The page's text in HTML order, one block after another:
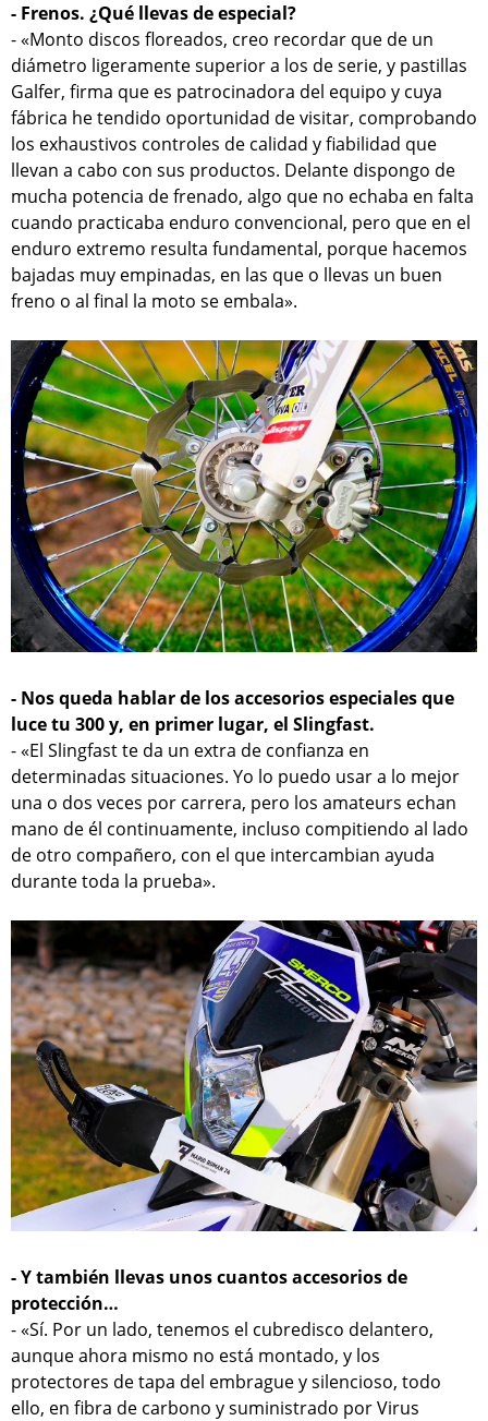
- Frenos. ¿Qué llevas de especial?
- «Monto discos floreados, creo recordar que de un
diámetro ligeramente superior a los de serie, y pastillas
Galfer, firma que es patrocinadora del equipo y cuya
fábrica he tendido oportunidad de visitar, comprobando
los exhaustivos controles de calidad y fiabilidad que
llevan a cabo con sus productos. Delante dispongo de
mucha potencia de frenado, algo que no echaba en falta
cuando practicaba enduro convencional, pero que en el
enduro extremo resulta fundamental, porque hacemos
bajadas muy empinadas, en las que o llevas un buen
freno o al final la moto se embala».
- Nos queda hablar de los accesorios especiales que
luce tu 300 y, en primer lugar, el Slingfast.
- «El Slingfast te da un extra de confianza en
determinadas situaciones. Yo lo puedo usar a lo mejor
una o dos veces por carrera, pero los amateurs echan
mano de él continuamente, incluso compitiendo al lado
de otro compañero, con el que intercambian ayuda
durante toda la prueba».
- Y también llevas unos cuantos accesorios de
protección…
- «Sí. Por un lado, tenemos el cubredisco delantero,
aunque ahora mismo no está montado, y los
protectores de tapa del embrague y silencioso, todo
ello, en fibra de carbono y suministrado por Virus